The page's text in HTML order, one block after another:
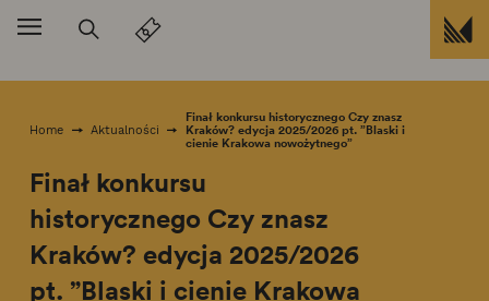
Przejdź do treści
Home Aktualności
Finał konkursu historycznego Czy znasz
Kraków? edycja 2025/2026 pt. ”Blaski i
cienie Krakowa nowożytnego”
Finał konkursu
historycznego Czy znasz
Kraków? edycja 2025/2026
pt. ”Blaski i cienie Krakowa